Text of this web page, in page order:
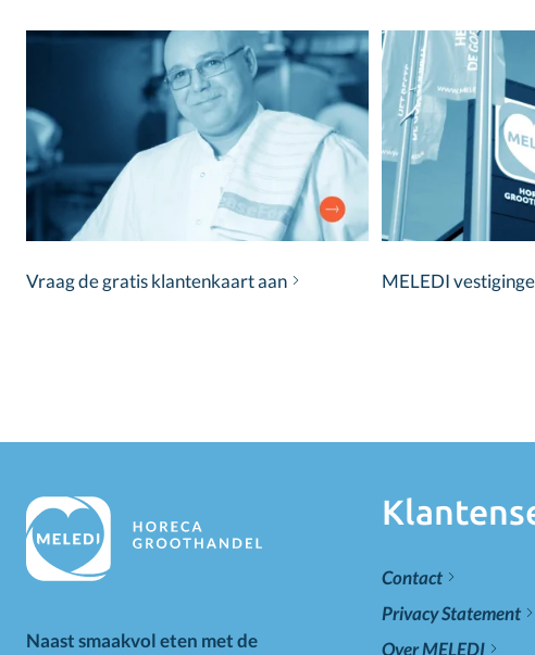
Vraag de gratis klantenkaart aan MELEDI
Naast smaakvol eten met de
Contact
Privacy Statement
Over MELEDI